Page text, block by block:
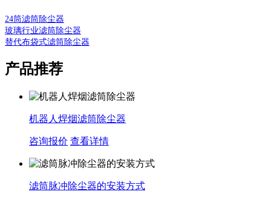
24筒滤筒除尘器
玻璃行业滤筒除尘器
替代布袋式滤筒除尘器
产品推荐
机器人焊烟滤筒除尘器
咨询报价 查看详情
滤筒脉冲除尘器的安装方式